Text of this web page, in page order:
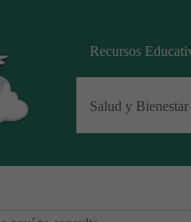
Recursos
Salud y Bienestar